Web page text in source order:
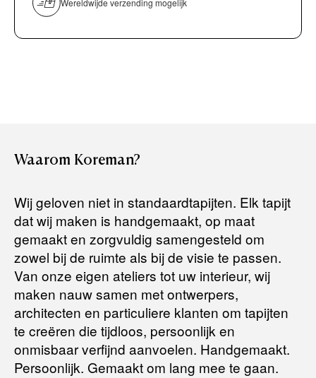
Bancontact / Mister Cash
aankoopbedrag zo snel mogelijk terug, maar uiterlijkbinnen 14
dagen na herroeping .
Voor meer informatie kunt u terecht op:
Terugbetalingsbeleid
Wereldwijde verzending mogelijk
Waarom Koreman?
Wij geloven niet in standaardtapijten. Elk tapijt
dat wij maken is handgemaakt, op maat
gemaakt en zorgvuldig samengesteld om
zowel bij de ruimte als bij de visie te passen.
Van onze eigen ateliers tot uw interieur, wij
maken nauw samen met ontwerpers,
architecten en particuliere klanten om tapijten
te creëren die tijdloos, persoonlijk en
onmisbaar verfijnd aanvoelen. Handgemaakt.
Persoonlijk. Gemaakt om lang mee te gaan.